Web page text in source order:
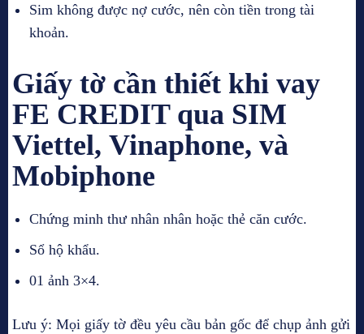
Sim không được nợ cước, nên còn tiền trong tài
khoản.
Giấy tờ cần thiết khi vay
FE CREDIT qua SIM
Viettel, Vinaphone, và
Mobiphone
Chứng minh thư nhân nhân hoặc thẻ căn cước.
Sổ hộ khẩu.
01 ảnh 3×4.
Lưu ý: Mọi giấy tờ đều yêu cầu bản gốc để chụp ảnh gửi